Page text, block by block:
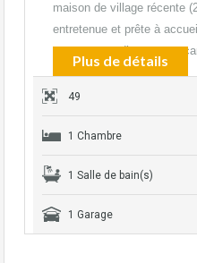
maison de village récente
entretenue et prête à
se compose d’un garage
Plus de détails
49
1 Chambre
1 Salle de bain(s)
1 Garage